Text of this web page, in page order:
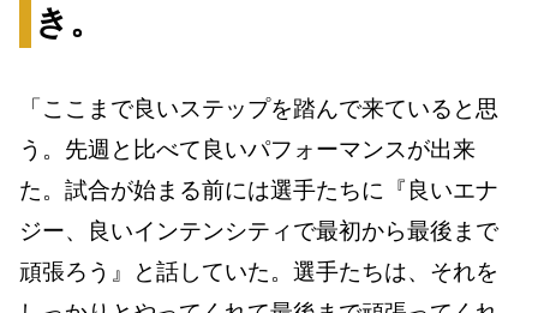
き。
「ここまで良いステップを踏んで来ていると思
う。先週と比べて良いパフォーマンスが出来
た。試合が始まる前には選手たちに『良いエナ
ジー、良いインテンシティで最初から最後まで
頑張ろう』と話していた。選手たちは、それを